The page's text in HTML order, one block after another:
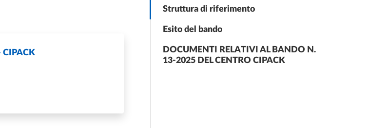
Struttura di riferimento
Esito del bando
DOCUMENTI RELATIVI AL BANDO N.
13-2025 DEL CENTRO CIPACK
PER IL PACKAGING - CIPACK